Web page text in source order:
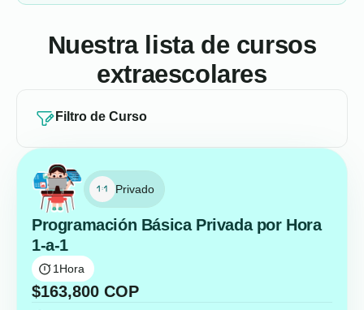
Nuestra lista de cursos
extraescolares
Filtro de Curso
Privado
Programación Básica Privada por Hora
1-a-1
1 Hora
$163,800 COP